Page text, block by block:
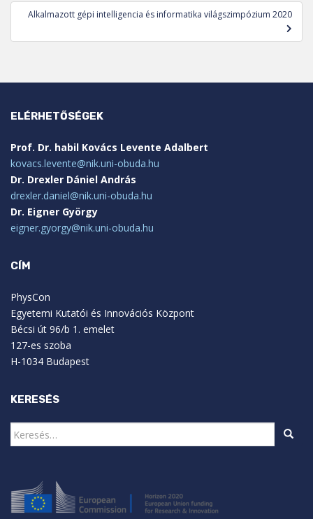
Alkalmazott gépi intelligencia és informatika világszimpózium 2020
ELÉRHETŐSÉGEK
Prof. Dr. habil Kovács Levente Adalbert
kovacs.levente@nik.uni-obuda.hu
Dr. Drexler Dániel András
drexler.daniel@nik.uni-obuda.hu
Dr. Eigner György
eigner.gyorgy@nik.uni-obuda.hu
CÍM
PhysCon
Egyetemi Kutatói és Innovációs Központ
Bécsi út 96/b 1. emelet
127-es szoba
H-1034 Budapest
KERESÉS
Keresés: